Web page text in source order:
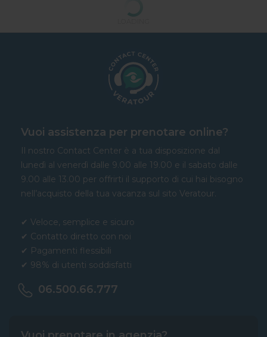
Vuoi assistenza per prenotare online?
Il nostro Contact Center è a tua disposizione dal
lunedì al venerdì dalle 9.00 alle 19.00 e il sabato dalle
9.00 alle 13.00 per offrirti il supporto di cui hai bisogno
nell’acquisto della tua vacanza sul sito Veratour.
✔ Veloce, semplice e sicuro
✔ Contatto diretto con noi
✔ Pagamenti flessibili
✔ 98% di utenti soddisfatti
06.500.66.777